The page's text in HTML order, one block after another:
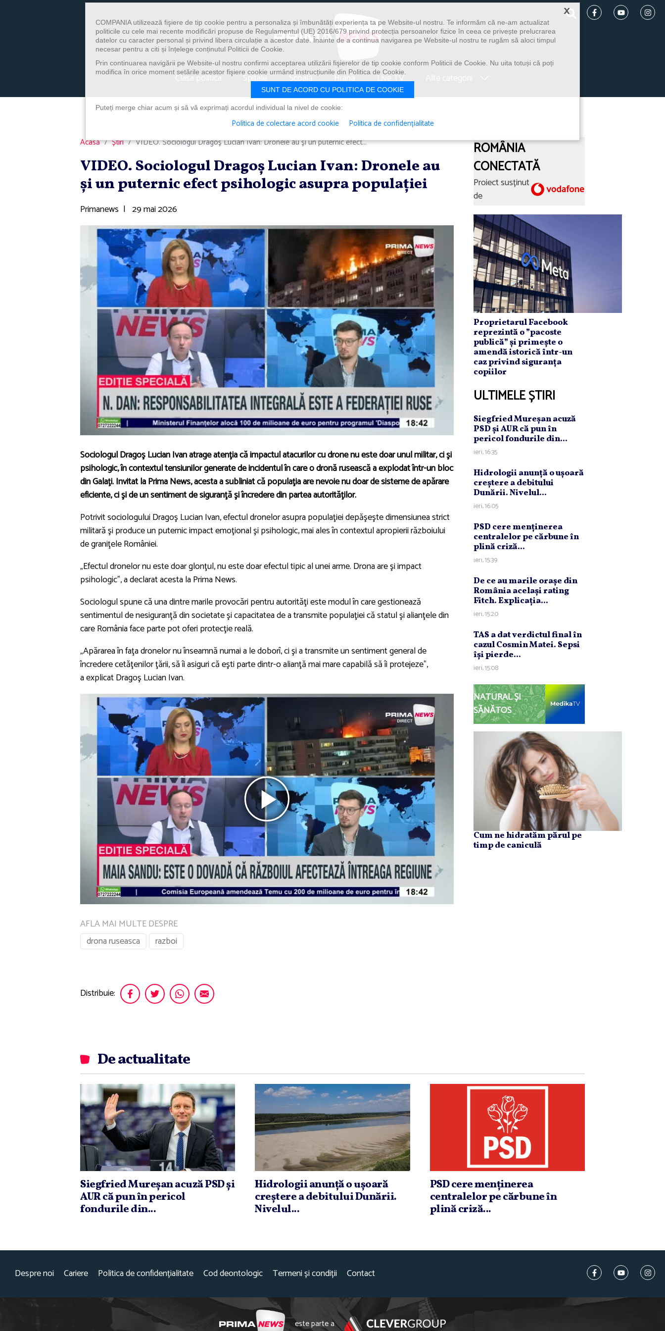
Clasa politica Spitale Școală Hrană Live TV
Acasă Știri VIDEO. Sociologul Dragoş Lucian Ivan: Dronele au şi un puternic efect...
VIDEO. Sociologul Dragoş Lucian Ivan: Dronele au
şi un puternic efect psihologic asupra populaţiei
Primanews | 29 mai 2026
SociologulDragoş Lucian Ivanatrage atenţia că impactul atacurilor cu drone nu este doar unul militar, ci şi
psihologic, în contextul tensiunilor generate de incidentul în care o dronă rusească a explodat într-un bloc
dinGalaţi. Invitat laPrima News, acesta a subliniat că populaţia are nevoie nu doar de sisteme de apărare
eficiente, ci şi de un sentiment de siguranţă şi încredere din partea autorităţilor.
Potrivit sociologuluiDragoş Lucian Ivan, efectul dronelor asupra populaţiei depăşeşte dimensiunea strict
militară şi produce un puternic impact emoţional şi psihologic, mai ales în contextul apropierii războiului
de graniţele României.
„Efectul dronelor nu este doar glonţul, nu este doar efectul tipic al unei arme. Drona are şi impact
psihologic”, a declarat acesta laPrima News.
Sociologul spune că una dintre marile provocări pentru autorităţi este modul în care gestionează
sentimentul de nesiguranţă din societate şi capacitatea de a transmite populaţiei că statul şi alianţele din
care România face parte pot oferi protecţie reală.
„Apărarea în faţa dronelor nu înseamnă numai a le doborî, ci şi a transmite un sentiment general de
încredere cetăţenilor ţării, să îi asiguri că eşti parte dintr-o alianţă mai mare capabilă să îi protejeze”,
a explicat Dragoş Lucian Ivan.
AFLA MAI MULTE DESPRE
drona ruseasca
razboi
Distribuie:
ROMÂNIA
CONECTATĂ
Proiect susținut
de
Proprietarul Facebook
reprezintă o ”pacoste
publică” și primește o
amendă istorică într-un
caz privind siguranța
copiilor
ULTIMELE ȘTIRI
Siegfried Mureşan acuză
PSD şi AUR că pun în
pericol fondurile din...
ieri, 16:35
Hidrologii anunţă o uşoară
creştere a debitului
Dunării. Nivelul...
ieri, 16:05
PSD cere menţinerea
centralelor pe cărbune în
plină criză...
ieri, 15:39
De ce au marile oraşe din
România acelaşi rating
Fitch. Explicaţia...
ieri, 15:20
TAS a dat verdictul final în
cazul Cosmin Matei. Sepsi
îşi pierde...
ieri, 15:08
NATURAL ȘI
SĂNĂTOS
Cum ne hidratăm părul pe
timp de caniculă
De actualitate
Siegfried Mureşan acuză PSD şi
AUR că pun în pericol
fondurile din...
Hidrologii anunţă o uşoară
creştere a debitului Dunării.
Nivelul...
PSD cere menţinerea
centralelor pe cărbune în
plină criză...
Despre noi Cariere Politica de confidențialitate Cod deontologic Termeni și condiții Contact
este parte a
×
COMPANIA utilizează fişiere de tip cookie pentru a personaliza și îmbunătăți experiența ta pe Website-ul nostru. Te informăm că ne-am actualizat
politicile cu cele mai recente modificări propuse de Regulamentul (UE) 2016/679 privind protecția persoanelor fizice în ceea ce privește prelucrarea
datelor cu caracter personal și privind libera circulație a acestor date. Înainte de a continua navigarea pe Website-ul nostru te rugăm să aloci timpul
necesar pentru a citi și înțelege conținutul Politicii de Cookie.
Prin continuarea navigării pe Website-ul nostru confirmi acceptarea utilizării fişierelor de tip cookie conform Politicii de Cookie. Nu uita totuși că poți
modifica în orice moment setările acestor fişiere cookie urmând instrucțiunile din Politica de Cookie.
SUNT DE ACORD CU POLITICA DE COOKIE
Puteți merge chiar acum și să vă exprimați acordul individual la nivel de cookie:
Politica de colectare acord cookie Politica de confidențialitate